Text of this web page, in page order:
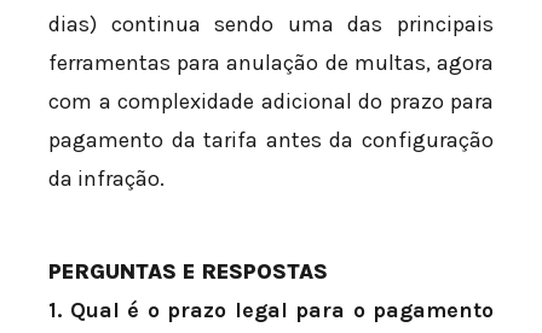
dias) continua sendo uma das principais
ferramentas para anulação de multas, agora
com a complexidade adicional do prazo para
pagamento da tarifa antes da configuração
da infração.
PERGUNTAS E RESPOSTAS
1. Qual é o prazo legal para o pagamento